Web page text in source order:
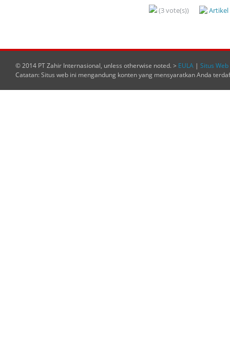
(3 vote(s))
© 2014 PT Zahir Internasional, unless otherwise noted. > EULA | Situs
Catatan: Situs web ini mengandung konten yang mensyaratkan Anda